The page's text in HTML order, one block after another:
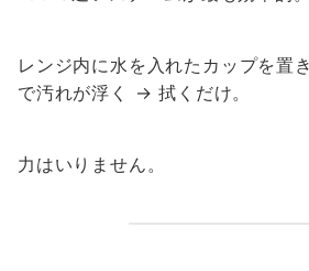
レンジ内に水を入れたカップを
で汚れが浮く → 拭くだけ。
力はいりません。